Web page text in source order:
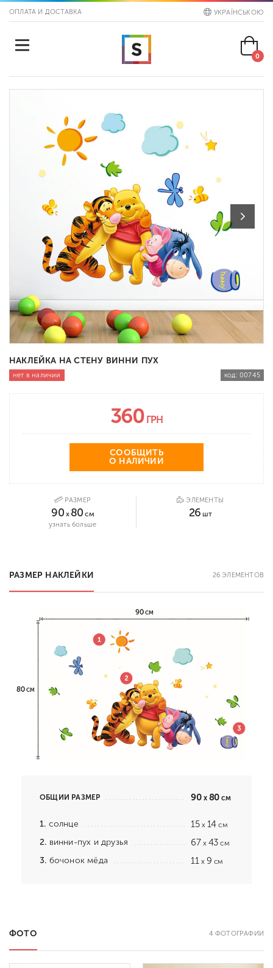
ОПЛАТА И ДОСТАВКА УКРАЇНСЬКОЮ
0
НАКЛЕЙКА НА СТЕНУ ВИННИ ПУХ
нет в наличии код: 00745
360 ГРН
СООБЩИТЬ
О НАЛИЧИИ
РАЗМЕР
90 x 80 см
узнать больше
ЭЛЕМЕНТЫ
26 шт
РАЗМЕР НАКЛЕЙКИ 26 ЭЛЕМЕНТОВ
ОБЩИЙ РАЗМЕР 90 x80 см
1. солнце 15 x14 см
2. винни-пух и друзья 67 x43 см
3. бочонок мёда 11 x9 см
ФОТО 4 ФОТОГРАФИИ